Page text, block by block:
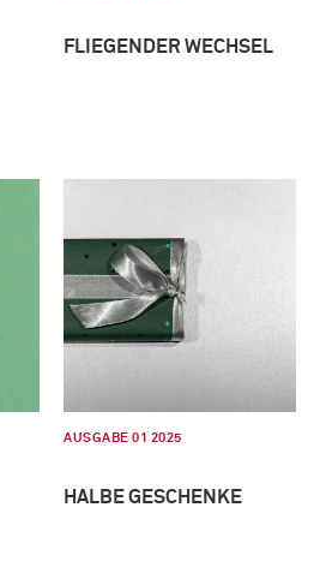
FLIEGENDER WECHSEL
AUSGABE 01 2025
HALBE GESCHENKE